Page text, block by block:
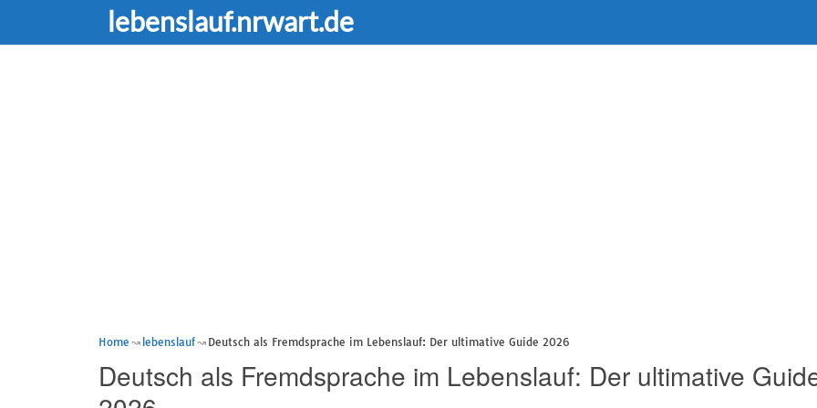
lebenslauf.nrwart.de
Home lebenslauf Deutsch als Fremdsprache im Lebenslauf: Der ultimative Guide 2026
Deutsch als Fremdsprache im Lebenslauf: Der ultimative